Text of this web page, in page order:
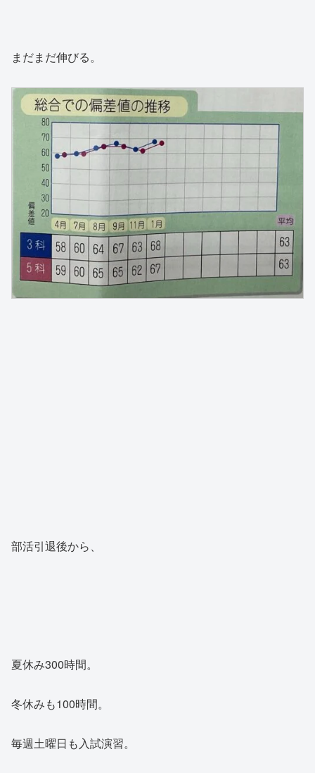
まだまだ伸びる。
部活引退後から、
夏休み300時間。
冬休みも100時間。
毎週土曜日も入試演習。